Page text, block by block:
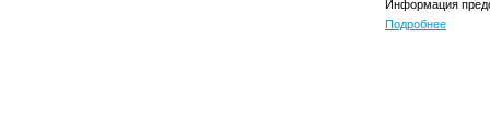
Информация
Подробнее